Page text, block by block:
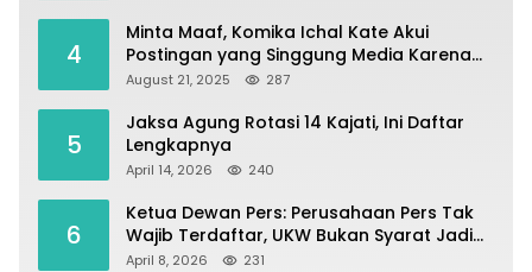
4
Minta Maaf, Komika Ichal Kate Akui
Postingan yang Singgung Media Karena
Emosi
August 21, 2025 287
5
Jaksa Agung Rotasi 14 Kajati, Ini Daftar
Lengkapnya
April 14, 2026 240
6
Ketua Dewan Pers: Perusahaan Pers Tak
Wajib Terdaftar, UKW Bukan Syarat Jadi
Wartawan
April 8, 2026 231